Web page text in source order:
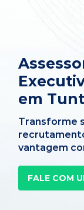
em
Transforme
vantagem
FALE COM